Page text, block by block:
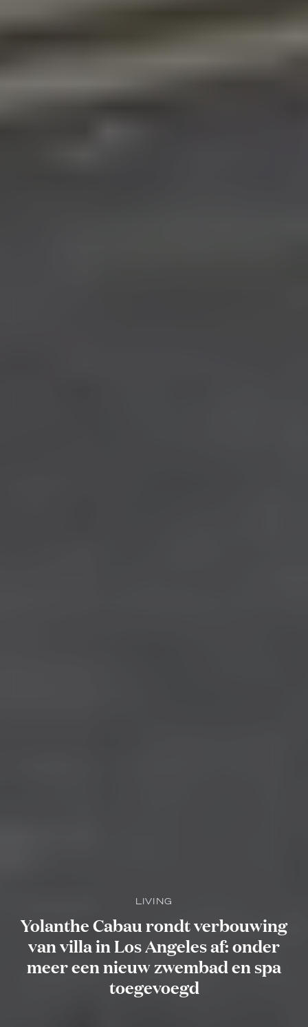
LIVING
Yolanthe Cabau rondt verbouwing
van villa in Los Angeles af: onder
meer een nieuw zwembad en spa
toegevoegd